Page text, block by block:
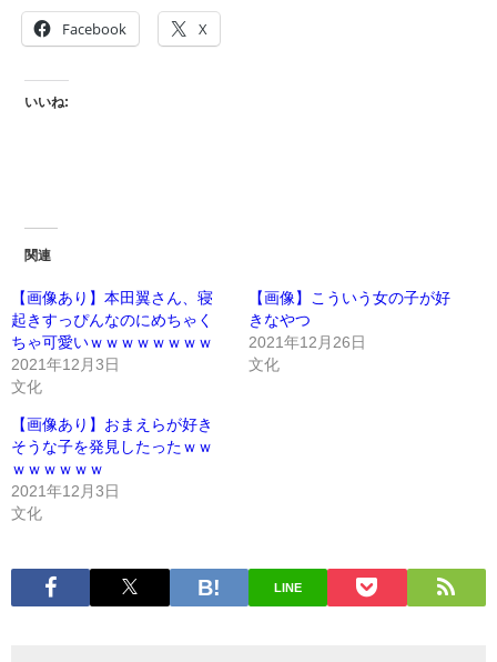
Facebook X
いいね:
関連
【画像あり】本田翼さん、寝
起きすっぴんなのにめちゃく
ちゃ可愛いｗｗｗｗｗｗｗｗ
2021年12月3日
文化
【画像】こういう女の子が好
きなやつ
2021年12月26日
文化
【画像あり】おまえらが好き
そうな子を発見したったｗｗ
ｗｗｗｗｗｗ
2021年12月3日
文化
LINE